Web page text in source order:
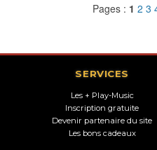
Pages : 1 2 3
SERVICES
Les + Play-Music
Inscription gratuite
Devenir partenaire du site
Les bons cadeaux